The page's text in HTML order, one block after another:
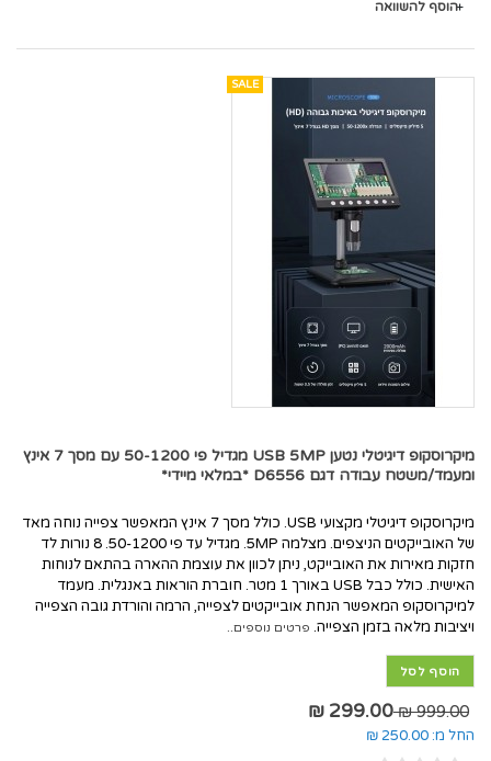
הוסף להשוואה
SALE
מיקרוסקופ דיגיטלי נטען USB 5MP מגדיל פי 50-1200 עם מסך 7 אינץ
ומעמד/משטח עבודה דגם D6556 *במלאי מיידי*
מיקרוסקופ דיגיטלי מקצועי USB. כולל מסך 7 אינץ המאפשר צפייה נוחה מאד
של האובייקטים הניצפים. מצלמה 5MP. מגדיל עד פי 50-1200. 8 נורות לד
חזקות מאירות את האובייקט, ניתן לכוון את עוצמת ההארה בהתאם לנוחות
האישית. כולל כבל USB באורך 1 מטר. חוברת הוראות באנגלית. מעמד
למיקרוסקופ המאפשר הנחת אובייקטים לצפייה, הרמה והורדת גובה הצפייה
ויציבות מלאה בזמן הצפייה. פרטים נוספים..
הוסף לסל
999.00 ₪
299.00 ₪
החל מ: 250.00 ₪